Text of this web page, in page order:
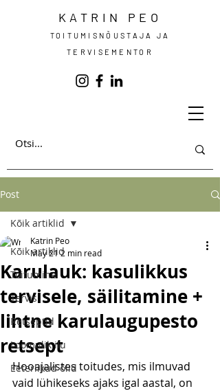
KATRIN PEO
TOITUMISNÕUSTAJA JA
TERVISEMENTOR
Post
Kõik artiklid
Toitumine
Tervis
Retseptid
Loomulik ilu
Eeterlikud õlid
Kõik artiklid
Karulauk: kasulikkus
tervisele, säilitamine +
lihtne karulaugupesto
retsept
Katrin Peo
May 21 2 min read
Hooajalistes toitudes, mis ilmuvad
vaid lühikeseks ajaks igal aastal, on